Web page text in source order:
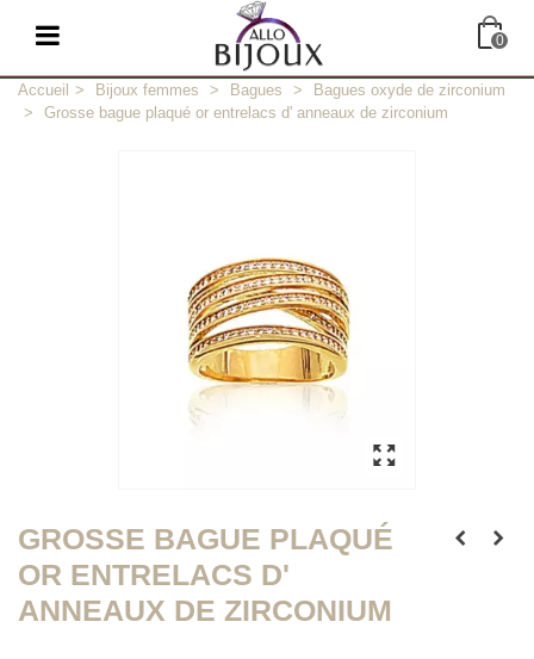
0
Accueil > Bijoux femmes > Bagues >
Bagues oxyde de zirconium
>
Grosse bague plaqué or entrelacs d' anneaux de zirconium
GROSSE BAGUE PLAQUÉ
OR ENTRELACS D'
ANNEAUX DE ZIRCONIUM